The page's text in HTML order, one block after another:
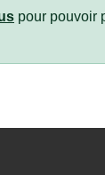
pour pouvoir